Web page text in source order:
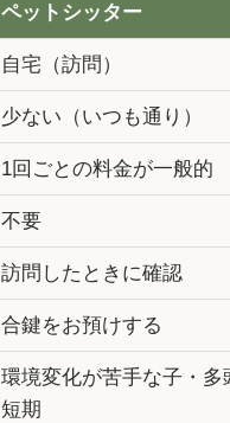
ペットシッター
自宅（訪問）
少ない（いつも通り）
1回ごとの料金が一般的
不要
訪問したときに確認
合鍵をお預けする
環境変化が苦手な子・多
短期